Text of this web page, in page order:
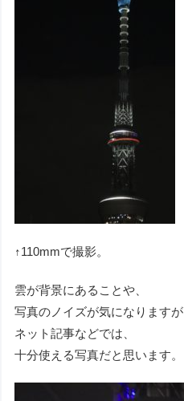
↑110mmで撮影。
雲が背景にあることや、
写真のノイズが気になりますが
ネット記事などでは、
十分使える写真だと思います。